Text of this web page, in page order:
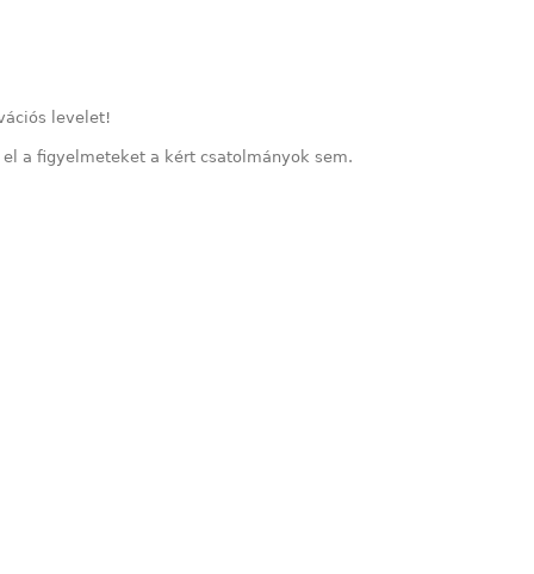
levelet!
a figyelmeteket a kért csatolmányok sem.